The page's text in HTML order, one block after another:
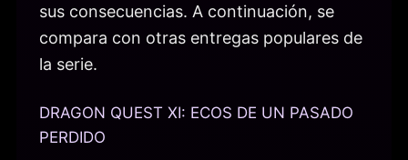
sus consecuencias. A continuación, se
compara con otras entregas populares de
la serie.
DRAGON QUEST XI: ECOS DE UN PASADO
PERDIDO